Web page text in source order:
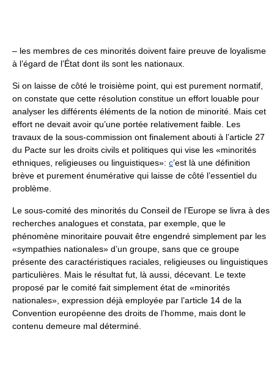
– les membres de ces minorités doivent faire preuve de loyalisme
à l’égard de l’État dont ils sont les nationaux.
Si on laisse de côté le troisième point, qui est purement normatif,
on constate que cette résolution constitue un effort louable pour
analyser les différents éléments de la notion de minorité. Mais cet
effort ne devait avoir qu’une portée relativement faible. Les
travaux de la sous-commission ont finalement abouti à l’article 27
du Pacte sur les droits civils et politiques qui vise les «minorités
ethniques, religieuses ou linguistiques»: c’est là une définition
brève et purement énumérative qui laisse de côté l’essentiel du
problème.
Le sous-comité des minorités du Conseil de l’Europe se livra à des
recherches analogues et constata, par exemple, que le
phénomène minoritaire pouvait être engendré simplement par les
«sympathies nationales» d’un groupe, sans que ce groupe
présente des caractéristiques raciales, religieuses ou linguistiques
particulières. Mais le résultat fut, là aussi, décevant. Le texte
proposé par le comité fait simplement état de «minorités
nationales», expression déjà employée par l’article 14 de la
Convention européenne des droits de l’homme, mais dont le
contenu demeure mal déterminé.